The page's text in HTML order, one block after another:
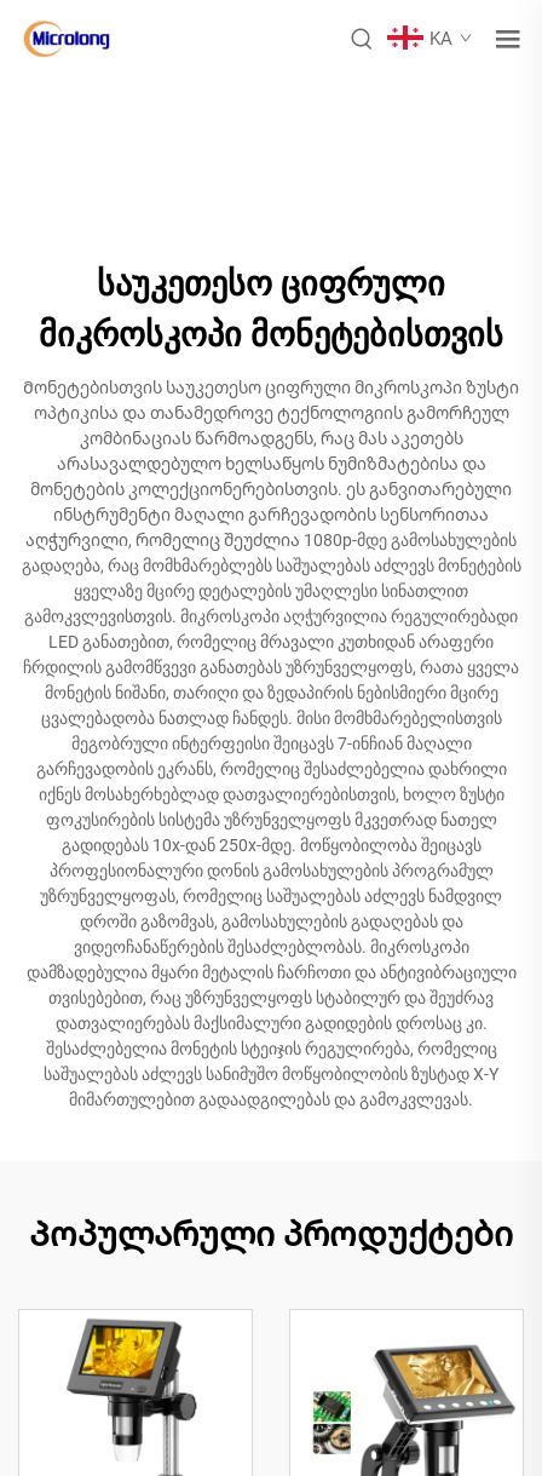
KA
საუკეთესო ციფრული
მიკროსკოპი მონეტებისთვის
Მონეტებისთვის საუკეთესო ციფრული მიკროსკოპი ზუსტი
ოპტიკისა და თანამედროვე ტექნოლოგიის გამორჩეულ
კომბინაციას წარმოადგენს, რაც მას აკეთებს
არასავალდებულო ხელსაწყოს ნუმიზმატებისა და
მონეტების კოლექციონერებისთვის. ეს განვითარებული
ინსტრუმენტი მაღალი გარჩევადობის სენსორითაა
აღჭურვილი, რომელიც შეუძლია 1080p-მდე გამოსახულების
გადაღება, რაც მომხმარებლებს საშუალებას აძლევს მონეტების
ყველაზე მცირე დეტალების უმაღლესი სინათლით
გამოკვლევისთვის. მიკროსკოპი აღჭურვილია რეგულირებადი
LED განათებით, რომელიც მრავალი კუთხიდან არაფერი
ჩრდილის გამომწვევი განათებას უზრუნველყოფს, რათა ყველა
მონეტის ნიშანი, თარიღი და ზედაპირის ნებისმიერი მცირე
ცვალებადობა ნათლად ჩანდეს. მისი მომხმარებელისთვის
მეგობრული ინტერფეისი შეიცავს 7-ინჩიან მაღალი
გარჩევადობის ეკრანს, რომელიც შესაძლებელია დახრილი
იქნეს მოსახერხებლად დათვალიერებისთვის, ხოლო ზუსტი
ფოკუსირების სისტემა უზრუნველყოფს მკვეთრად ნათელ
გადიდებას 10x-დან 250x-მდე. მოწყობილობა შეიცავს
პროფესიონალური დონის გამოსახულების პროგრამულ
უზრუნველყოფას, რომელიც საშუალებას აძლევს ნამდვილ
დროში გაზომვას, გამოსახულების გადაღებას და
ვიდეოჩანაწერების შესაძლებლობას. მიკროსკოპი
დამზადებულია მყარი მეტალის ჩარჩოთი და ანტივიბრაციული
თვისებებით, რაც უზრუნველყოფს სტაბილურ და შეუძრავ
დათვალიერებას მაქსიმალური გადიდების დროსაც კი.
შესაძლებელია მონეტის სტეიჯის რეგულირება, რომელიც
საშუალებას აძლევს სანიმუშო მოწყობილობის ზუსტად X-Y
მიმართულებით გადაადგილებას და გამოკვლევას.
Პოპულარული პროდუქტები